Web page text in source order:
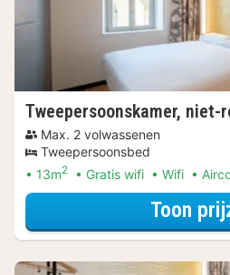
Tweepersoonskamer, niet-
Max. 2 volwassenen
Tweepersoonsbed
13m2 Gratis wifi Wifi
Toon